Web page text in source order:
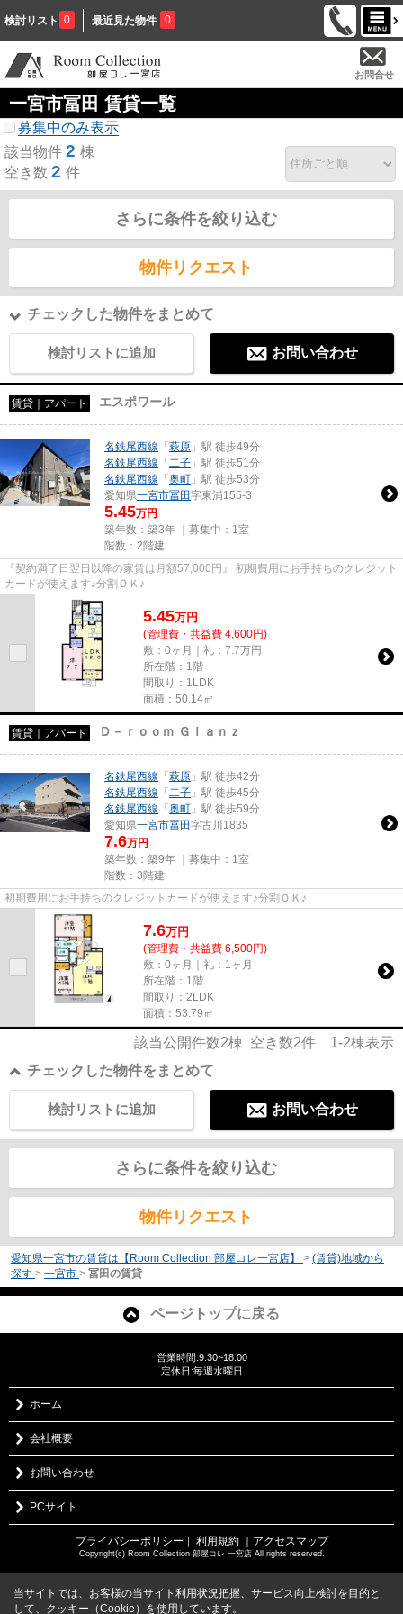
検討リスト 0 最近見た物件 0
お問合せ
一宮市冨田 賃貸一覧
募集中のみ表示
該当物件 2 棟
空き数 2 件
さらに条件を絞り込む
物件リクエスト
チェックした物件をまとめて
検討リストに追加 お問い合わせ
賃貸｜アパート エスポワール
名鉄尾西線 「 萩原 」駅 徒歩49分
名鉄尾西線 「 二子 」駅 徒歩51分
名鉄尾西線 「 奥町 」駅 徒歩53分
愛知県一宮市冨田字東浦155‐3
5.45万円
築年数：築3年 ｜募集中： 1室
階数：2階建
『契約満了日翌日以降の家賃は月額57,000円』 初期費用にお手持ちのクレジット
カードが使えます♪分割ＯＫ♪
5.45万円
(管理費・共益費 4,600円)
敷：0ヶ月｜礼：7.7万円
所在階：1階
間取り：1LDK
面積：50.14㎡
賃貸｜アパート Ｄ－ｒｏｏｍ Ｇｌａｎｚ
名鉄尾西線 「 萩原 」駅 徒歩42分
名鉄尾西線 「 二子 」駅 徒歩45分
名鉄尾西線 「 奥町 」駅 徒歩59分
愛知県一宮市冨田字古川1835
7.6万円
築年数：築9年 ｜募集中： 1室
階数：3階建
初期費用にお手持ちのクレジットカードが使えます♪分割ＯＫ♪
7.6万円
(管理費・共益費 6,500円)
敷：0ヶ月｜礼：1ヶ月
所在階：1階
間取り：2LDK
面積：53.79㎡
該当公開件数2棟 空き数2件 1-2棟表示
チェックした物件をまとめて
お問い合わせ
検討リストに追加
さらに条件を絞り込む
物件リクエスト
愛知県一宮市の賃貸は【Room Collection 部屋コレ一宮店】 > (賃貸)地域から
探す > 一宮市 > 冨田の賃貸
ページトップに戻る
営業時間:9:30~18:00
定休日:毎週水曜日
ホーム
会社概要
お問い合わせ
PCサイト
プライバシーポリシー ｜ 利用規約 ｜アクセスマップ
Copyright(c) Room Collection 部屋コレ 一宮店 All rights reserved.
当サイトでは、お客様の当サイト利用状況把握、サービス向上検討を目的と
して、クッキー（Cookie）を使用しています。